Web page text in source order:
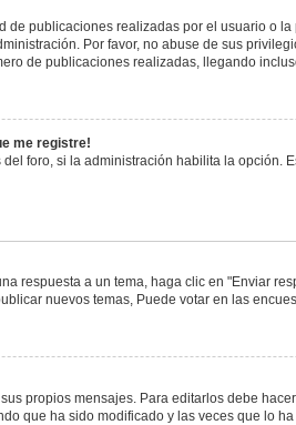
publicaciones realizadas por el usuario o
Por favor, no abuse de sus
de publicaciones realizadas, llegando
me registre!
foro, si la administración habilita la
respuesta a un tema, haga clic en "Enviar
nuevos temas, Puede votar en las
propios mensajes. Para editarlos debe
que ha sido modificado y las veces que lo